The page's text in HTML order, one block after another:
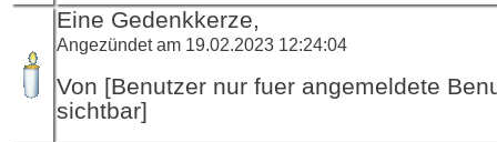
Eine Gedenkkerze,
Angezündet am 19.02.2023 12:24:04
Von [Benutzer nur fuer angemeldete
sichtbar]